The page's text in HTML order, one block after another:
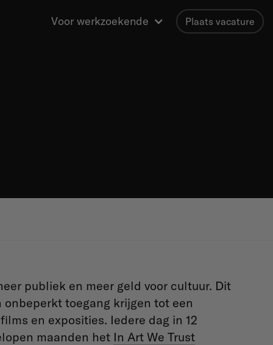
Voor werkzoekende Plaats vacature
publiek en meer geld voor cultuur. Dit
toegang krijgen tot een
en exposities. Iedere dag in 12
maanden het In Art We Trust